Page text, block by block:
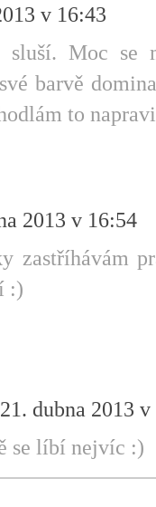
v 16:43
sluší. Moc
barvě
to
2013 v 16:54
zastříhávám
:)
21. dubna 2013
se líbí nejvíc :)